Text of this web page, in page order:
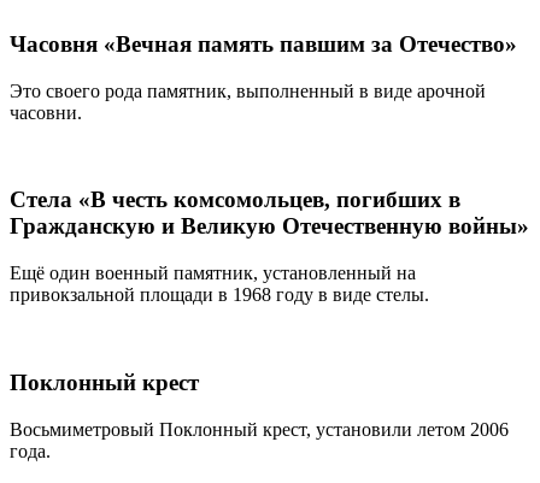
Часовня «Вечная память павшим за Отечество»
Это своего рода памятник, выполненный в виде арочной
часовни.
Стела «В честь комсомольцев, погибших в
Гражданскую и Великую Отечественную войны»
Ещё один военный памятник, установленный на
привокзальной площади в 1968 году в виде стелы.
Поклонный крест
Восьмиметровый Поклонный крест, установили летом 2006
года.